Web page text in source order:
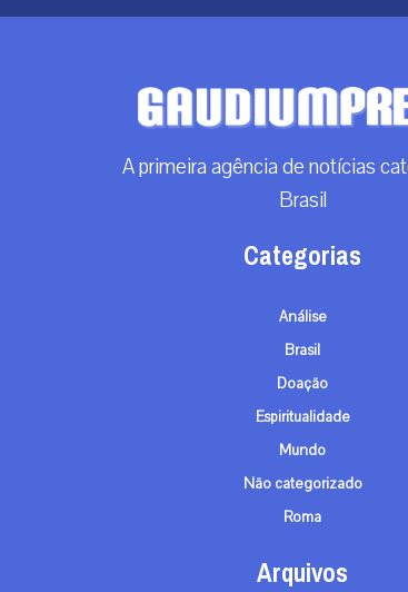
A primeira agência de notícias
Brasil
Categorias
Análise
Brasil
Doação
Espiritualidade
Mundo
Não categorizado
Roma
Arquivos